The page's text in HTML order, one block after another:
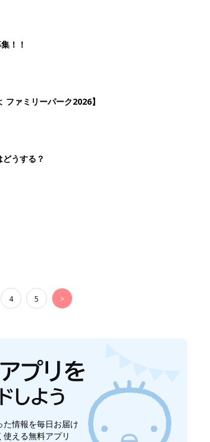
！！
ァミリーパーク2026】
うする？
4 5 >
情報を毎日お届け
える無料アプリ